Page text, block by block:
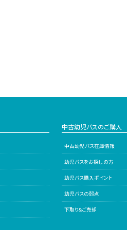
中古幼児バスのご購入
中古幼児バス在庫情報
幼児バスをお探しの方
幼児バス購入ポイント
幼児バスの弱点
下取り&ご売却